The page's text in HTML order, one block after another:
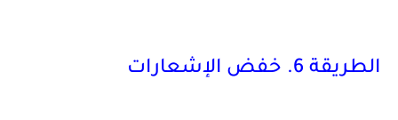
الطريقة 6. خفض الإشعارات